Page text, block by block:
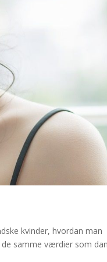
kvinder, hvordan man
samme værdier som